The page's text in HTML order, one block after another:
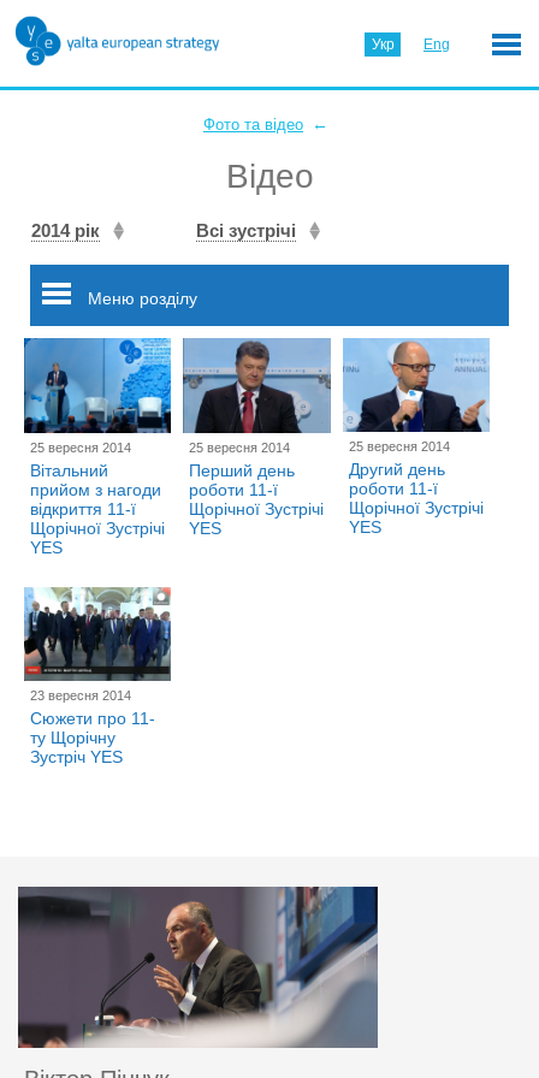
Укр Eng
Фото та відео ←
Відео
2014 рік Всі зустрічі
Меню розділу
25 вересня 2014
Вітальний
прийом з нагоди
відкриття 11-ї
Щорічної Зустрічі
YES
25 вересня 2014
Перший день
роботи 11-ї
Щорічної Зустрічі
YES
25 вересня 2014
Другий день
роботи 11-ї
Щорічної Зустрічі
YES
23 вересня 2014
Сюжети про 11-
ту Щорічну
Зустріч YES